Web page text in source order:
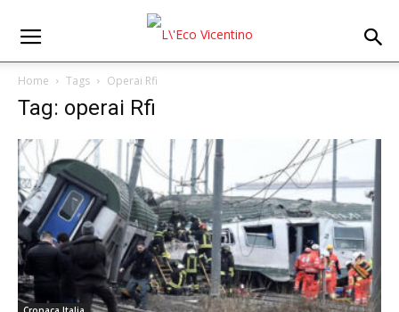
Home Tags Operai Rfi
Tag: operai Rfi